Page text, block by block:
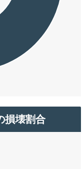
損壊割合